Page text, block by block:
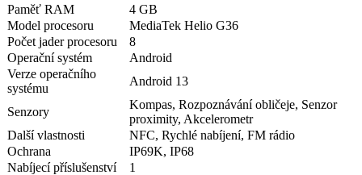
Paměť RAM
4 GB
Model procesoru
MediaTek Helio G36
Počet jader procesoru
8
Operační systém
Android
Verze operačního
systému
Android 13
Senzory
Kompas, Rozpoznávání obličeje, Senzor
proximity, Akcelerometr
Další vlastnosti
NFC, Rychlé nabíjení, FM rádio
Ochrana
IP69K, IP68
Nabíjecí příslušenství
1